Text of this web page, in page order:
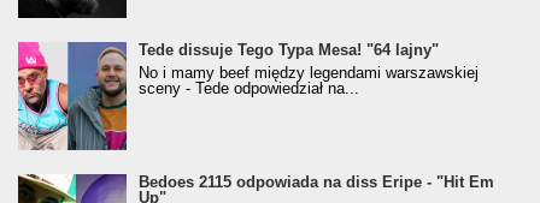
Tede dissuje Tego Typa Mesa! "64 lajny"
No i mamy beef między legendami warszawskiej
sceny - Tede odpowiedział na...
Bedoes 2115 odpowiada na diss Eripe - "Hit Em
Up"